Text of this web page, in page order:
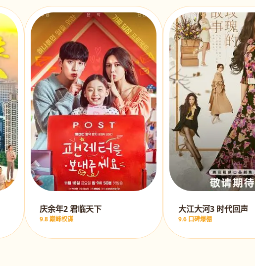
庆余年2 君临天下
9.8 巅峰权谋
大江大河3 时代回声
9.6 口碑爆棚